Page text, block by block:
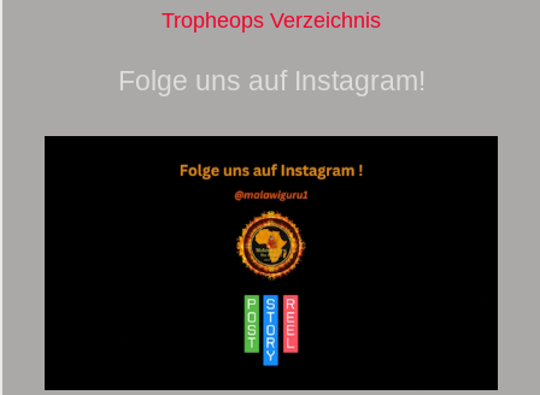
Tropheops Verzeichnis
Folge uns auf Instagram!